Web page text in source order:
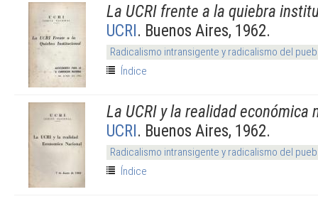
La UCRI frente a la quiebra
UCRI. Buenos Aires, 1962.
Radicalismo intransigente y radicalismo del
Índice
La UCRI y la realidad económica
UCRI. Buenos Aires, 1962.
Radicalismo intransigente y radicalismo del
Índice